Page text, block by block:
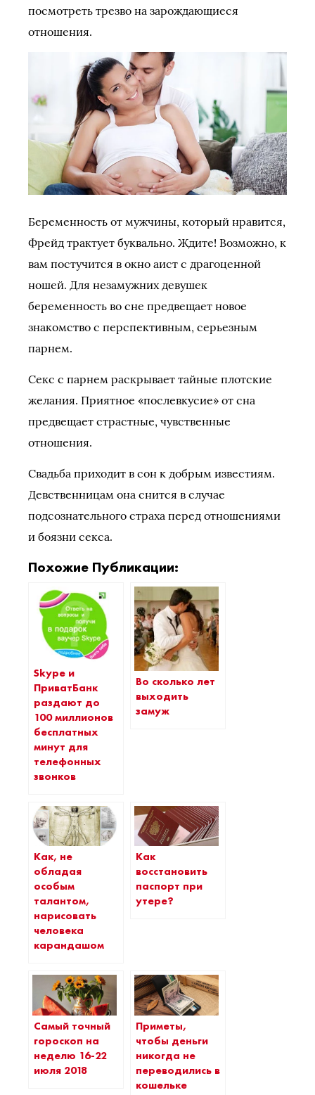
посмотреть трезво на зарождающиеся
отношения.
Беременность от мужчины, который нравится,
Фрейд трактует буквально. Ждите! Возможно, к
вам постучится в окно аист с драгоценной
ношей. Для незамужних девушек
беременность во сне предвещает новое
знакомство с перспективным, серьезным
парнем.
Секс с парнем раскрывает тайные плотские
желания. Приятное «послевкусие» от сна
предвещает страстные, чувственные
отношения.
Свадьба приходит в сон к добрым известиям.
Девственницам она снится в случае
подсознательного страха перед отношениями
и боязни секса.
Похожие Публикации:
Skype и
ПриватБанк
раздают до
100 миллионов
бесплатных
минут для
телефонных
звонков
Во сколько лет
выходить
замуж
Как, не
обладая
особым
талантом,
нарисовать
человека
карандашом
Как
восстановить
паспорт при
утере?
Самый точный
гороскоп на
неделю 16-22
июля 2018
Приметы,
чтобы деньги
никогда не
переводились в
кошельке